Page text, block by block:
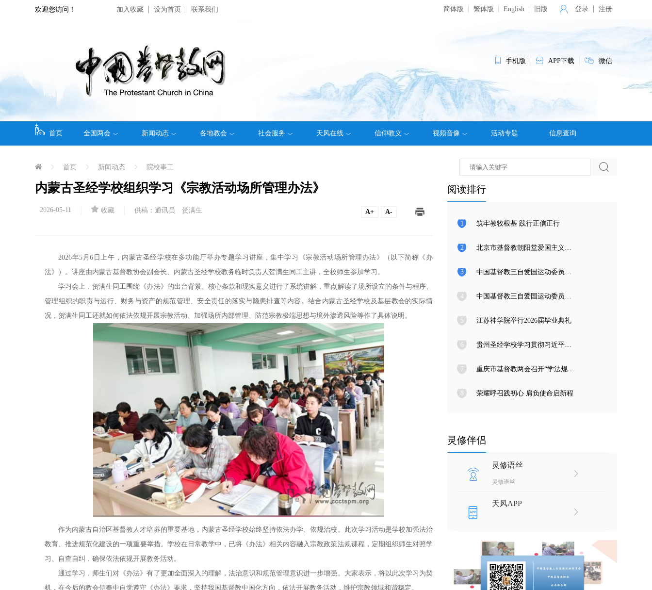
欢迎您访问！ 加入收藏 设为首页 联系我们 简体版 繁体版 English 旧版 登录 注册
手机版 APP下载 微信
首页 全国两会 新闻动态 各地教会 社会服务 天风在线 信仰教义 视频音像 活动专题 信息查询
首页 新闻动态 院校事工
内蒙古圣经学校组织学习《宗教活动场所管理办法》
2026-05-11 收藏 供稿：通讯员 贺满生 A+ A-
2026年5月6日上午，内蒙古圣经学校在多功能厅举办专题学习讲座，集中学习《宗教活动场所管理办法》（以下简称《办
法》）。讲座由内蒙古基督教协会副会长、内蒙古圣经学校教务临时负责人贺满生同工主讲，全校师生参加学习。
学习会上，贺满生同工围绕《办法》的出台背景、核心条款和现实意义进行了系统讲解，重点解读了场所设立的条件与程序、
管理组织的职责与运行、财务与资产的规范管理、安全责任的落实与隐患排查等内容。结合内蒙古圣经学校及基层教会的实际情
况，贺满生同工还就如何依法依规开展宗教活动、加强场所内部管理、防范宗教极端思想与境外渗透风险等作了具体说明。
作为内蒙古自治区基督教人才培养的重要基地，内蒙古圣经学校始终坚持依法办学、依规治校。此次学习活动是学校加强法治
教育、推进规范化建设的一项重要举措。学校在日常教学中，已将《办法》相关内容融入宗教政策法规课程，定期组织师生对照学
习、自查自纠，确保依法依规开展教务活动。
通过学习，师生们对《办法》有了更加全面深入的理解，法治意识和规范管理意识进一步增强。大家表示，将以此次学习为契
机，在今后的教会侍奉中自觉遵守《办法》要求，坚持我国基督教中国化方向，依法开展教务活动，维护宗教领域和谐稳定。
阅读排行
1 筑牢教牧根基 践行正信正行
2 北京市基督教朝阳堂爱国主义教育学习访问团一行来访
3 中国基督教三自爱国运动委员会2026年度公开招聘工作人员面试公告
4 中国基督教三自爱国运动委员会2026年度公开招聘应届高校毕业生面试公告
5 江苏神学院举行2026届毕业典礼
6 贵州圣经学校学习贯彻习近平总书记在庆祝中国共产党成立105周年大会上的重要讲话精神
7 重庆市基督教两会召开“学法规、守戒律、重修为、树形象” 教育活动总结会
8 荣耀呼召践初心 肩负使命启新程
灵修伴侣
灵修语丝
灵修语丝
天风APP